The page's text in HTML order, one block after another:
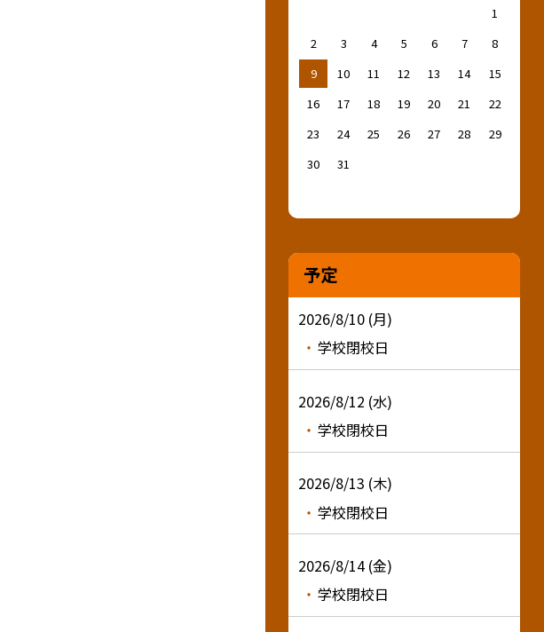
1
2
3 4 5 6 7
8
9
10 11 12 13 14
15
16
17 18 19 20 21
22
23
24 25 26 27 28
29
30
31
予定
2026/8/10 (月)
学校閉校日
2026/8/12 (水)
学校閉校日
2026/8/13 (木)
学校閉校日
2026/8/14 (金)
学校閉校日